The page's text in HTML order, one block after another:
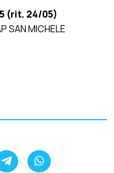
(rit. 24/05)
SAN MICHELE